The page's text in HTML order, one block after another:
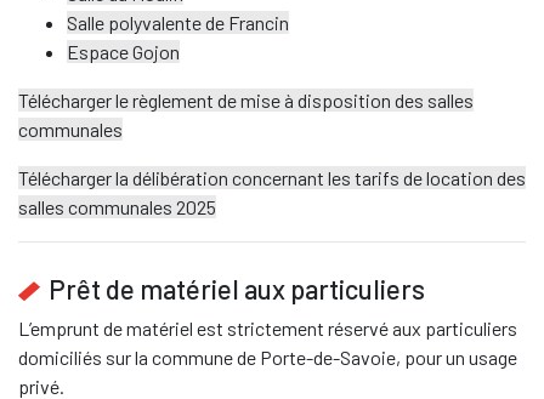
Salle polyvalente de Francin
Espace Gojon
Télécharger le règlement de mise à disposition des salles
communales
Télécharger la délibération concernant les tarifs de location des
salles communales 2025
Prêt de matériel aux particuliers
L’emprunt de matériel est strictement réservé aux particuliers
domiciliés sur la commune de Porte-de-Savoie, pour un usage
privé.